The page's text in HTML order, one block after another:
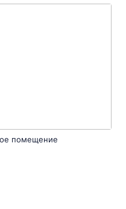
помещение